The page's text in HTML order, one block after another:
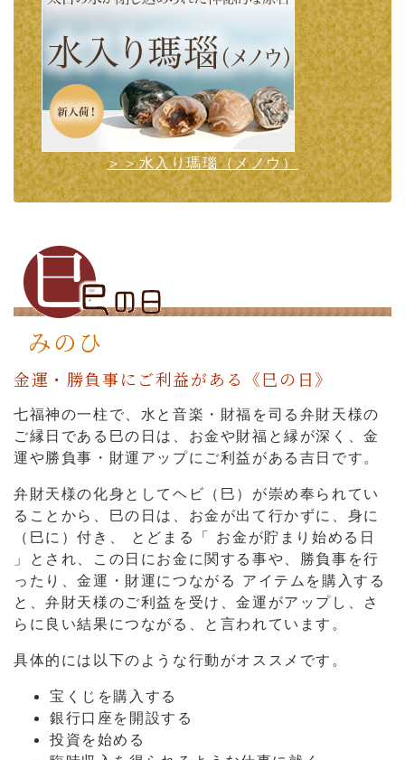
＞＞水入り瑪瑙（メノウ）
みのひ
金運・勝負事にご利益がある《巳の日》
七福神の一柱で、水と音楽・財福を司る弁財天様の
ご縁日である巳の日は、お金や財福と縁が深く、金
運や勝負事・財運アップにご利益がある吉日です。
弁財天様の化身としてヘビ（巳）が崇め奉られてい
ることから、巳の日は、お金が出て行かずに、身に
（巳に）付き、
とどまる「 お金が貯まり始める日
」とされ、この日にお金に関する事や、勝負事を行
ったり、金運・財運につながる アイテムを購入する
と、弁財天様のご利益を受け、金運がアップし、さ
らに良い結果につながる、と言われています。
具体的には以下のような行動がオススメです。
宝くじを購入する
銀行口座を開設する
投資を始める